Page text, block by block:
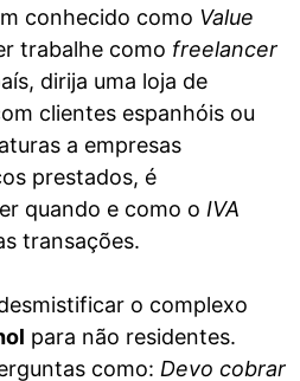
conhecido como Value
trabalhe como freelancer
dirija uma loja de
clientes espanhóis ou
a empresas
prestados, é
quando e como o IVA
transações.
o complexo
para não residentes.
como: Devo cobrar